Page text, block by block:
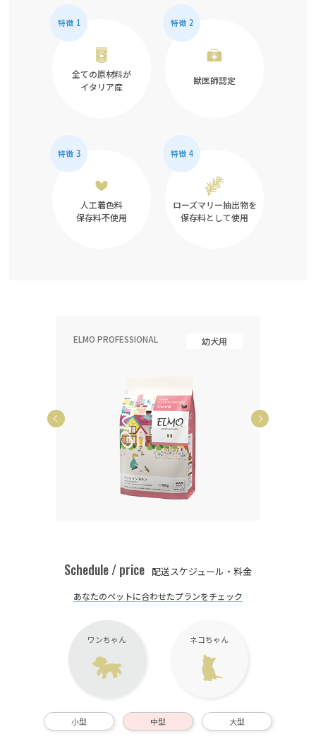
全ての原材料が
イタリア産
獣医師認定
人工着色料
保存料不使用
ローズマリー抽出物を
保存料として使用
ELMO PROFESSIONAL 幼犬用
Schedule / price 配送スケジュール・料金
あなたのペットに合わせたプランをチェック
ワンちゃん ネコちゃん
小型 中型 大型